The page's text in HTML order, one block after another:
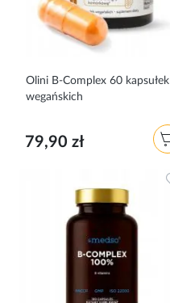
Olini B-Complex 60 kapsułek
wegańskich
79,90 zł